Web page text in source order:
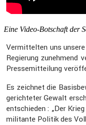
Eine Video-Botschaft der
Vermit­telten uns
Regie­rung zuneh­mend
Presse­mit­tei­lung
Es zeichnet die
gerich­teter Gewalt
entschieden : „Der
militante Politik des